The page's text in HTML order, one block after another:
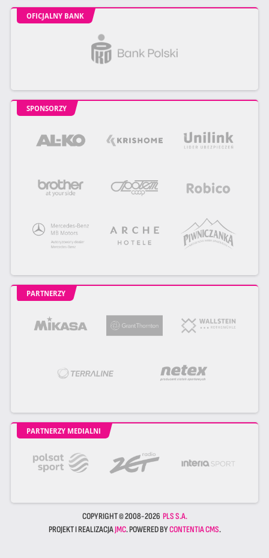
OFICJALNY BANK
SPONSORZY
PARTNERZY
PARTNERZY MEDIALNI
COPYRIGHT © 2008-2026 PLS S.A.
PROJEKT I REALIZACJAJMC. POWERED BYCONTENTIA CMS.